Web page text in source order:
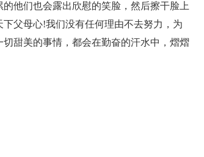
他们也会露出欣慰的笑脸，然后擦干脸上
父母心!我们没有任何理由不去努力，为
甜美的事情，都会在勤奋的汗水中，熠熠